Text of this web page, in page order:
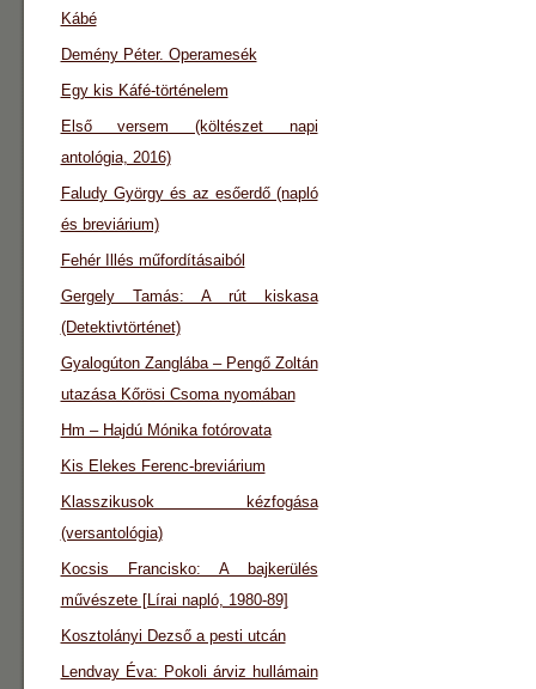
Kábé
Demény Péter. Operamesék
Egy kis Káfé-történelem
Első versem (költészet napi
antológia, 2016)
Faludy György és az esőerdő (napló
és breviárium)
Fehér Illés műfordításaiból
Gergely Tamás: A rút kiskasa
(Detektivtörténet)
Gyalogúton Zanglába – Pengő Zoltán
utazása Kőrösi Csoma nyomában
Hm – Hajdú Mónika fotórovata
Kis Elekes Ferenc-breviárium
Klasszikusok kézfogása
(versantológia)
Kocsis Francisko: A bajkerülés
művészete [Lírai napló, 1980-89]
Kosztolányi Dezső a pesti utcán
Lendvay Éva: Pokoli árviz hullámain